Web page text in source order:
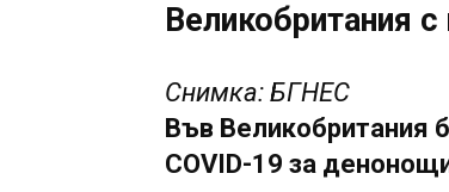
Великобритания
Снимка: БГНЕС
Във Великобритания
COVID-19 за